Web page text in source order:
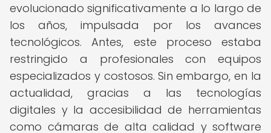
evolucionado significativamente a lo largo de
los años, impulsada por los avances
tecnológicos. Antes, este proceso estaba
restringido a profesionales con equipos
especializados y costosos. Sin embargo, en la
actualidad, gracias a las tecnologías
digitales y la accesibilidad de herramientas
como cámaras de alta calidad y software